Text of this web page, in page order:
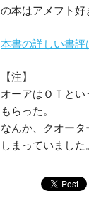
の本はアメフト好
本書の詳しい書評
【注】
オーアはＯＴと
もらった。
なんか、クオー
しまっていました。